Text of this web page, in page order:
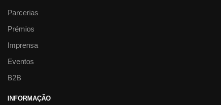
Parcerias
Prémios
Imprensa
Eventos
B2B
INFORMAÇÃO